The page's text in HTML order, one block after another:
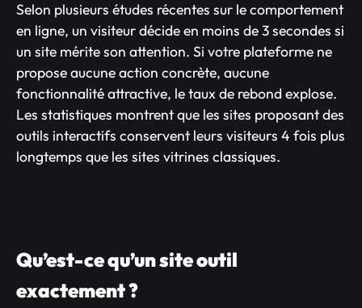
Selon plusieurs études récentes sur le comportement
en ligne, un visiteur décide en moins de 3 secondes si
un site mérite son attention. Si votre plateforme ne
propose aucune action concrète, aucune
fonctionnalité attractive, le taux de rebond explose.
Les statistiques montrent que les sites proposant des
outils interactifs conservent leurs visiteurs 4 fois plus
longtemps que les sites vitrines classiques.
Qu’est-ce qu’un site outil
exactement ?